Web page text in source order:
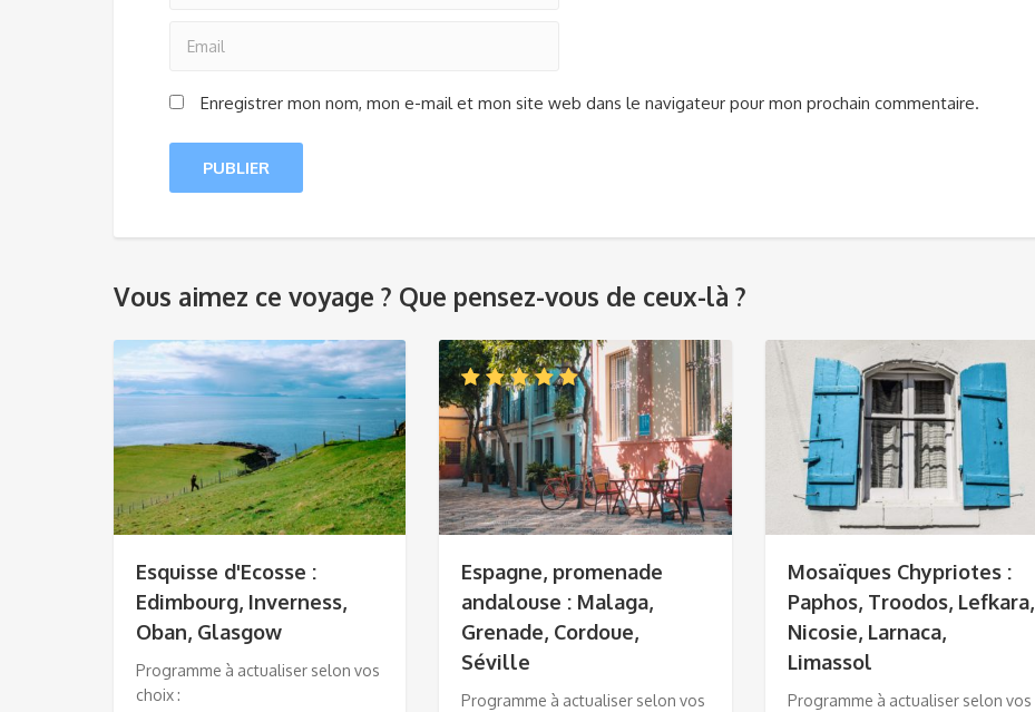
Enregistrer mon nom, mon e-mail et mon site web dans le navigateur pour mon prochain commentaire.
Vous aimez ce voyage ? Que pensez-vous de ceux-là ?
Esquisse d'Ecosse :
Edimbourg, Inverness,
Oban, Glasgow
Programme à actualiser selon vos
choix :
Espagne, promenade
andalouse : Malaga,
Grenade, Cordoue,
Séville
Programme à actualiser selon vos
Mosaïques Chypriotes :
Paphos, Troodos, Lefkara,
Nicosie, Larnaca,
Limassol
Programme à actualiser selon vos